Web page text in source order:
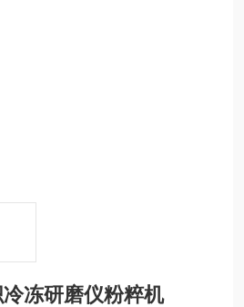
冻研磨仪粉粹机